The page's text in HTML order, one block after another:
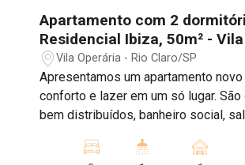
Apartamento com 2
Residencial Ibiza, 50m² -
Rio Claro/SP
Vila Operária - Rio Claro/SP
Apresentamos um apartamento novo
conforto e lazer em um só lugar.
bem distribuídos, banheiro social,
carro. O imóvel conta ainda com